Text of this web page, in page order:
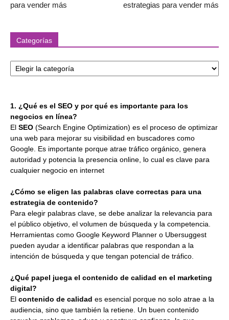
para vender más
estrategias para vender más
Categorías
Categorías
1. ¿Qué es el SEO y por qué es importante para los
negocios en línea?
El SEO (Search Engine Optimization) es el proceso de optimizar
una web para mejorar su visibilidad en buscadores como
Google. Es importante porque atrae tráfico orgánico, genera
autoridad y potencia la presencia online, lo cual es clave para
cualquier negocio en internet
¿Cómo se eligen las palabras clave correctas para una
estrategia de contenido?
Para elegir palabras clave, se debe analizar la relevancia para
el público objetivo, el volumen de búsqueda y la competencia.
Herramientas como Google Keyword Planner o Ubersuggest
pueden ayudar a identificar palabras que respondan a la
intención de búsqueda y que tengan potencial de tráfico.
¿Qué papel juega el contenido de calidad en el marketing
digital?
El contenido de calidad es esencial porque no solo atrae a la
audiencia, sino que también la retiene. Un buen contenido